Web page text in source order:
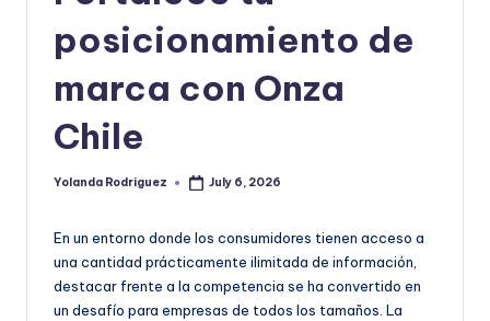
o
o
posicionamiento de
marca con Onza
Chile
Posted
Yolanda Rodriguez July 6, 2026
En un entorno donde los consumidores tienen acceso a
una cantidad prácticamente ilimitada de información,
destacar frente a la competencia se ha convertido en
un desafío para empresas de todos los tamaños. La